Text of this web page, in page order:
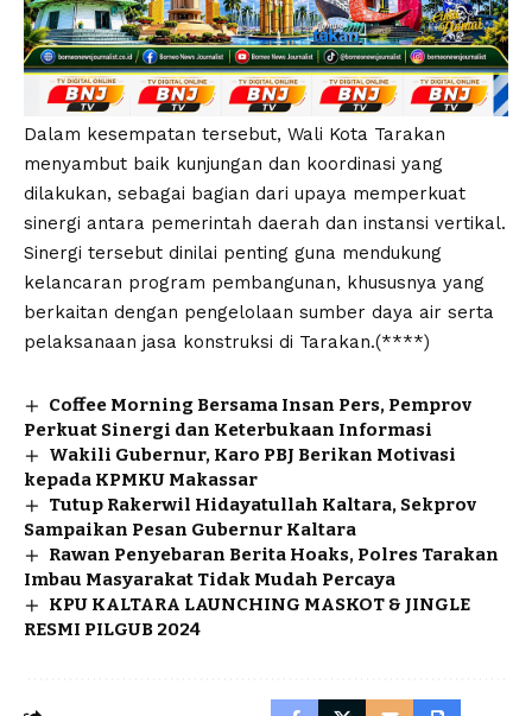
Dalam kesempatan tersebut, Wali Kota Tarakan
menyambut baik kunjungan dan koordinasi yang
dilakukan, sebagai bagian dari upaya memperkuat
sinergi antara pemerintah daerah dan instansi vertikal.
Sinergi tersebut dinilai penting guna mendukung
kelancaran program pembangunan, khususnya yang
berkaitan dengan pengelolaan sumber daya air serta
pelaksanaan jasa konstruksi di Tarakan.(****)
Coffee Morning Bersama Insan Pers, Pemprov
Perkuat Sinergi dan Keterbukaan Informasi
Wakili Gubernur, Karo PBJ Berikan Motivasi
kepada KPMKU Makassar
Tutup Rakerwil Hidayatullah Kaltara, Sekprov
Sampaikan Pesan Gubernur Kaltara
Rawan Penyebaran Berita Hoaks, Polres Tarakan
Imbau Masyarakat Tidak Mudah Percaya
KPU KALTARA LAUNCHING MASKOT & JINGLE
RESMI PILGUB 2024